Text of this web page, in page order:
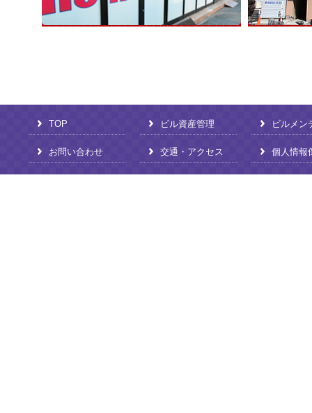
TOP ビル資産管理 ビルメン
お問い合わせ 交通・アクセス 個人情報